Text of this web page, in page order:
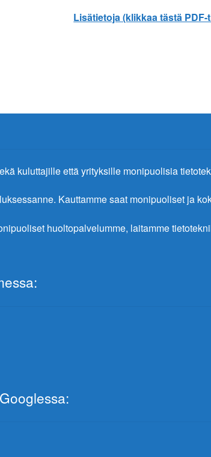
Lisätietoja (klikkaa tästä
kuluttajille että yrityksille monipuolisia
Kauttamme saat monipuoliset ja
huoltopalvelumme, laitamme